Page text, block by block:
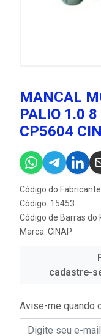
MANCAL
PALIO 1.0
CP5604
Código do
Código: 15453
Código de Barras do
Marca: CINAP
cadastre-
Avise-me quando